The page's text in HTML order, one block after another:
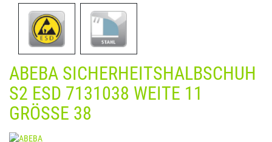
ABEBA SICHERHEITSHALBSCHUH
S2 ESD 7131038 WEITE 11
GRÖSSE 38